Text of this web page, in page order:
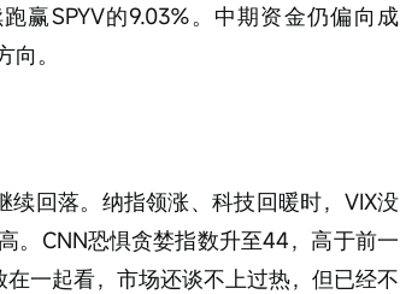
赢SPYV的9.03%。中期资金仍偏向成
。
续回落。纳指领涨、科技回暖时，VIX没
。CNN恐惧贪婪指数升至44，高于前一
一起看，市场还谈不上过热，但已经不